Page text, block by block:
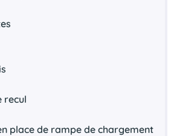
recul
place de rampe de chargement